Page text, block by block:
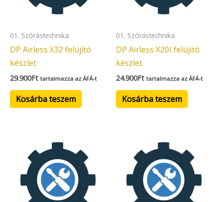
01. Szórástechnika
DP Airless X32 felújító
készlet
29.900Ft tartalmazza az ÁFÁ-t
Kosárba teszem
01. Szórástechnika
DP Airless X20I felújító
készlet
24.900Ft tartalmazza az ÁFÁ-t
Kosárba teszem